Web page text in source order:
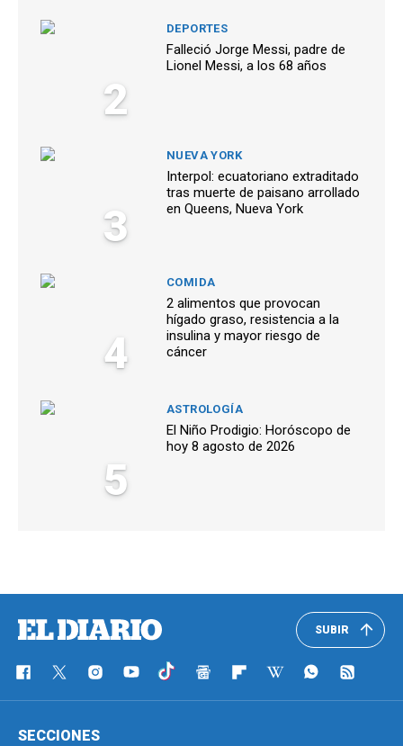
2
DEPORTES
Falleció Jorge Messi, padre de
Lionel Messi, a los 68 años
3
NUEVA YORK
Interpol: ecuatoriano extraditado
tras muerte de paisano arrollado
en Queens, Nueva York
4
COMIDA
2 alimentos que provocan
hígado graso, resistencia a la
insulina y mayor riesgo de
cáncer
5
ASTROLOGÍA
El Niño Prodigio: Horóscopo de
hoy 8 agosto de 2026
SUBIR
SECCIONES